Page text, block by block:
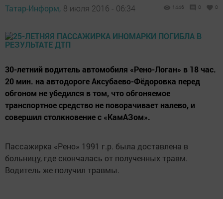
Татар-Информ, 8 июля 2016 - 06:34 1446 0 0
30-летний водитель автомобиля «Рено-Логан» в 18 час.
20 мин. на автодороге Аксубаево-Фёдоровка перед
обгоном не убедился в том, что обгоняемое
транспортное средство не поворачивает налево, и
совершил столкновение с «КамАЗом».
Пассажирка «Рено» 1991 г.р. была доставлена в
больницу, где скончалась от полученных травм.
Водитель же получил травмы.